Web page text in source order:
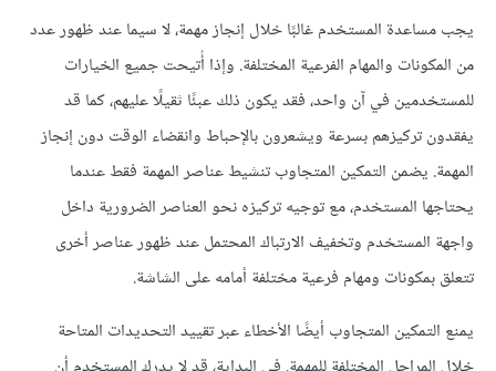
يجب مساعدة المستخدم غالبًا خلال إنجاز مهمة، لا سيما عند ظهور عدد
من المكونات والمهام الفرعية المختلفة. وإذا أُتيحت جميع الخيارات
للمستخدمين في آن واحد، فقد يكون ذلك عبئًا ثقيلًا عليهم، كما قد
يفقدون تركيزهم بسرعة ويشعرون بالإحباط وانقضاء الوقت دون إنجاز
المهمة. يضمن التمكين المتجاوب تنشيط عناصر المهمة فقط عندما
يحتاجها المستخدم، مع توجيه تركيزه نحو العناصر الضرورية داخل
واجهة المستخدم وتخفيف الارتباك المحتمل عند ظهور عناصر أخرى
تتعلق بمكونات ومهام فرعية مختلفة أمامه على الشاشة.
يمنع التمكين المتجاوب أيضًا الأخطاء عبر تقييد التحديدات المتاحة